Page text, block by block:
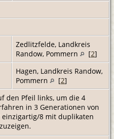
Zedlitzfelde, Landkreis
Randow, Pommern
[2]
Hagen, Landkreis Randow,
Pommern
[2]
den Pfeil links, um die 4
in 3 Generationen von
einzigartig/8 mit duplikaten